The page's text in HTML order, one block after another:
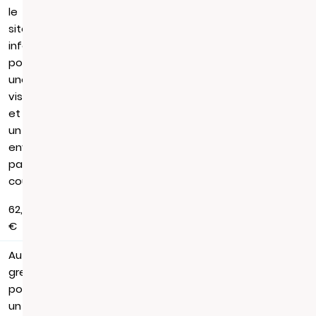
le
site
infogreffe.fr,
pour
une
visualisation
et
un
envoi
par
courrier
62,88
€
Au
greffe,
pour
un